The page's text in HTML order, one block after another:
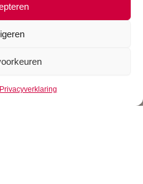
Privacyverklaring